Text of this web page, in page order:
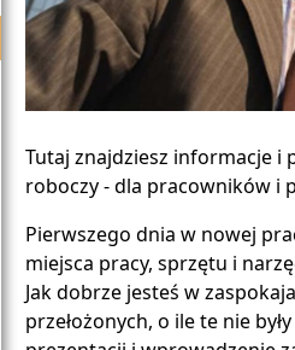
Tutaj znajdziesz informacje i
roboczy - dla pracowników i
Pierwszego dnia w nowej
miejsca pracy, sprzętu i
Jak dobrze jesteś w
przełożonych, o ile te nie